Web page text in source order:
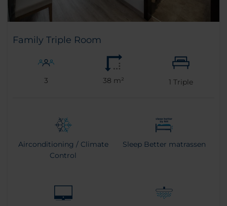
Family Triple Room
3 38 m² 1 Triple
Airconditioning / Climate
Control
Sleep Better matrassen